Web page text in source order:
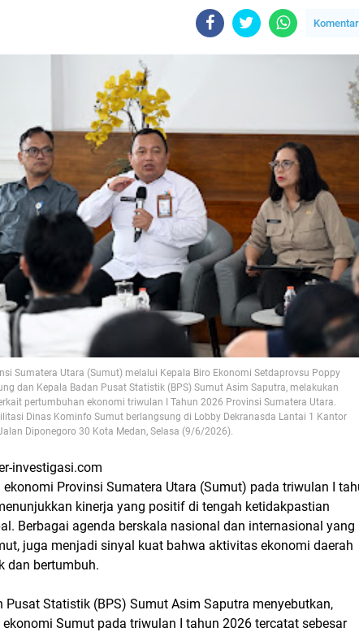
Sumatera Utara (Sumut) melalui Kepala Biro Ekonomi Setdaprovsu Poppy
dan Kepala Badan Pusat Statistik (BPS) Sumut Asim Saputra, melakukan
pertumbuhan ekonomi triwulan I Tahun 2026 Provinsi Sumatera Utara.
Dinas Kominfo Sumut berlangsung di Lobby Dekranasda Lantai 1 Kantor
Diponegoro 30 Kota Medan, Selasa (9/6/2026).
investigasi.com
ekonomi Provinsi Sumatera Utara (Sumut) pada triwulan I
kinerja yang positif di tengah ketidakpastian
Berbagai agenda berskala nasional dan internasional yang
juga menjadi sinyal kuat bahwa aktivitas ekonomi daerah
dan bertumbuh.
Pusat Statistik (BPS) Sumut Asim Saputra menyebutkan,
Sumut pada triwulan I tahun 2026 tercatat sebesar